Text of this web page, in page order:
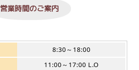
営業時間のご案内
8:30～18:00
11:00～17:00 L.O